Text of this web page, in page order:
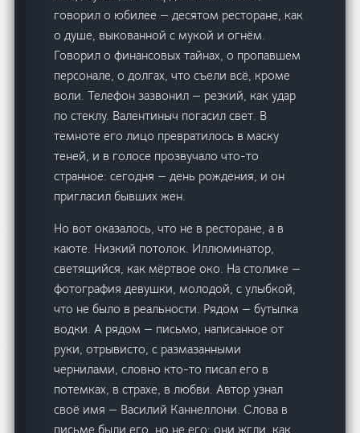
говорил о юбилее — десятом ресторане, как
о душе, выкованной с мукой и огнём.
Говорил о финансовых тайнах, о пропавшем
персонале, о долгах, что съели всё, кроме
воли. Телефон зазвонил — резкий, как удар
по стеклу. Валентиныч погасил свет. В
темноте его лицо превратилось в маску
теней, и в голосе прозвучало что-то
странное: сегодня — день рождения, и он
пригласил бывших жен.
Но вот оказалось, что не в ресторане, а в
каюте. Низкий потолок. Иллюминатор,
светящийся, как мёртвое око. На столике —
фотография девушки, молодой, с улыбкой,
что не было в реальности. Рядом — бутылка
водки. А рядом — письмо, написанное от
руки, отрывисто, с размазанными
чернилами, словно кто-то писал его в
потемках, в страхе, в любви. Автор узнал
своё имя — Василий Каннеллони. Слова в
письме были его, но не его: они жгли, как